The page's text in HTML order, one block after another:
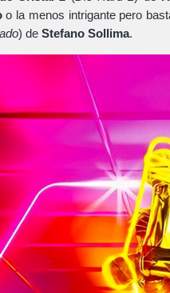
o la menos intrigante pero
) de Stefano Sollima.